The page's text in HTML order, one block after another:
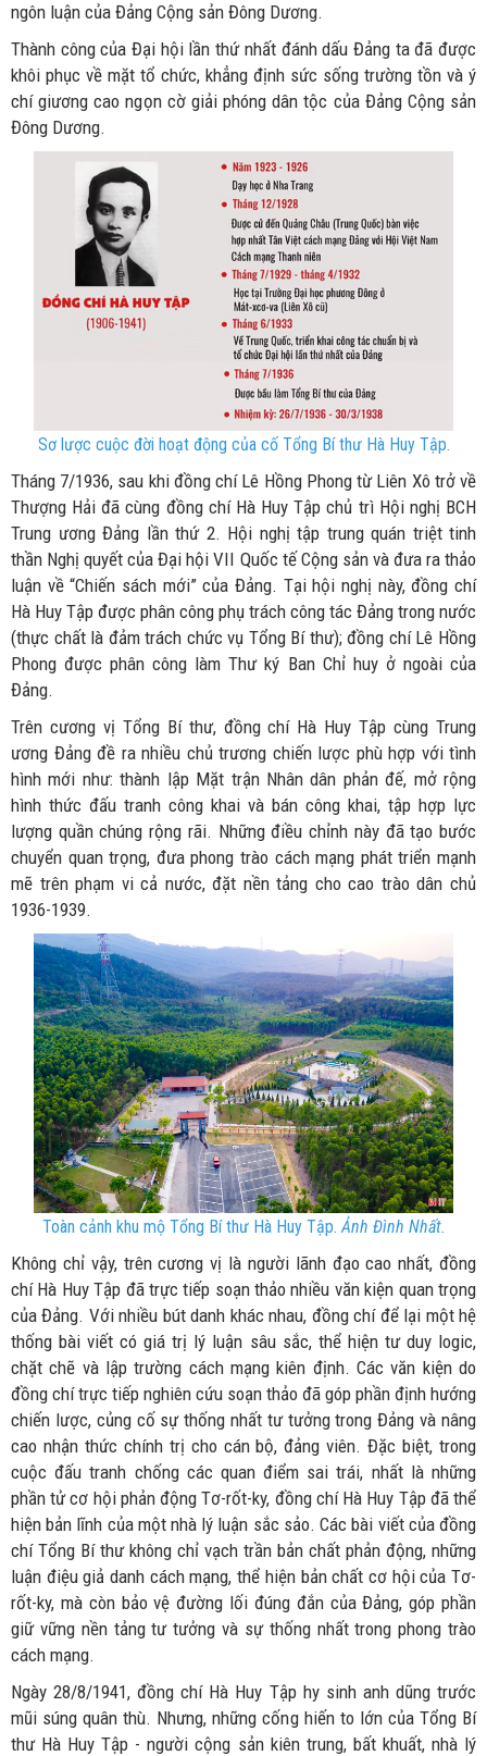
ngôn luận của Đảng Cộng sản Đông Dương.
Thành công của Đại hội lần thứ nhất đánh dấu Đảng ta đã được
khôi phục về mặt tổ chức, khẳng định sức sống trường tồn và ý
chí giương cao ngọn cờ giải phóng dân tộc của Đảng Cộng sản
Đông Dương.
Sơ lược cuộc đời hoạt động của cố Tổng Bí thư Hà Huy Tập.
Tháng 7/1936, sau khi đồng chí Lê Hồng Phong từ Liên Xô trở về
Thượng Hải đã cùng đồng chí Hà Huy Tập chủ trì Hội nghị BCH
Trung ương Đảng lần thứ 2. Hội nghị tập trung quán triệt tinh
thần Nghị quyết của Đại hội VII Quốc tế Cộng sản và đưa ra thảo
luận về “Chiến sách mới” của Đảng. Tại hội nghị này, đồng chí
Hà Huy Tập được phân công phụ trách công tác Đảng trong nước
(thực chất là đảm trách chức vụ Tổng Bí thư); đồng chí Lê Hồng
Phong được phân công làm Thư ký Ban Chỉ huy ở ngoài của
Đảng.
Trên cương vị Tổng Bí thư, đồng chí Hà Huy Tập cùng Trung
ương Đảng đề ra nhiều chủ trương chiến lược phù hợp với tình
hình mới như: thành lập Mặt trận Nhân dân phản đế, mở rộng
hình thức đấu tranh công khai và bán công khai, tập hợp lực
lượng quần chúng rộng rãi. Những điều chỉnh này đã tạo bước
chuyển quan trọng, đưa phong trào cách mạng phát triển mạnh
mẽ trên phạm vi cả nước, đặt nền tảng cho cao trào dân chủ
1936-1939.
Toàn cảnh khu mộ Tổng Bí thư Hà Huy Tập. Ảnh Đình Nhất.
Không chỉ vậy, trên cương vị là người lãnh đạo cao nhất, đồng
chí Hà Huy Tập đã trực tiếp soạn thảo nhiều văn kiện quan trọng
của Đảng. Với nhiều bút danh khác nhau, đồng chí để lại một hệ
thống bài viết có giá trị lý luận sâu sắc, thể hiện tư duy logic,
chặt chẽ và lập trường cách mạng kiên định. Các văn kiện do
đồng chí trực tiếp nghiên cứu soạn thảo đã góp phần định hướng
chiến lược, củng cố sự thống nhất tư tưởng trong Đảng và nâng
cao nhận thức chính trị cho cán bộ, đảng viên. Đặc biệt, trong
cuộc đấu tranh chống các quan điểm sai trái, nhất là những
phần tử cơ hội phản động Tơ-rốt-ky, đồng chí Hà Huy Tập đã thể
hiện bản lĩnh của một nhà lý luận sắc sảo. Các bài viết của đồng
chí Tổng Bí thư không chỉ vạch trần bản chất phản động, những
luận điệu giả danh cách mạng, thể hiện bản chất cơ hội của Tơ-
rốt-ky, mà còn bảo vệ đường lối đúng đắn của Đảng, góp phần
giữ vững nền tảng tư tưởng và sự thống nhất trong phong trào
cách mạng.
Ngày 28/8/1941, đồng chí Hà Huy Tập hy sinh anh dũng trước
mũi súng quân thù. Nhưng, những cống hiến to lớn của Tổng Bí
thư Hà Huy Tập - người cộng sản kiên trung, bất khuất, nhà lý